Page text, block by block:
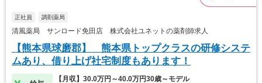
正社員 調剤薬局
清風薬局 サンロード免田店 株式会社ユネットの薬剤師求人
【熊本県球磨郡】 熊本県トップクラスの研修システ
ムあり、借り上げ社宅制度もあります！
【月収】30.0万円～40.0万円30歳～モデル